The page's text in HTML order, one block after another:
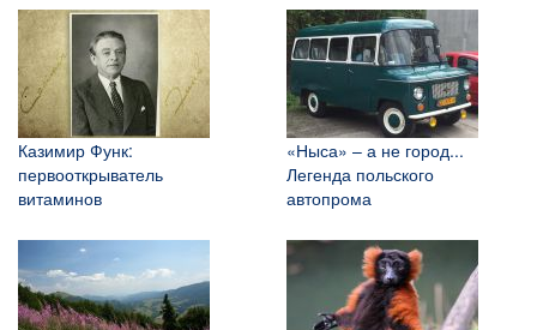
Казимир Функ:
первооткрыватель
витаминов
«Ныса» – а не город...
Легенда польского
автопрома